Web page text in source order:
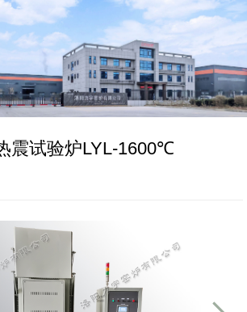
震试验炉LYL-1600℃